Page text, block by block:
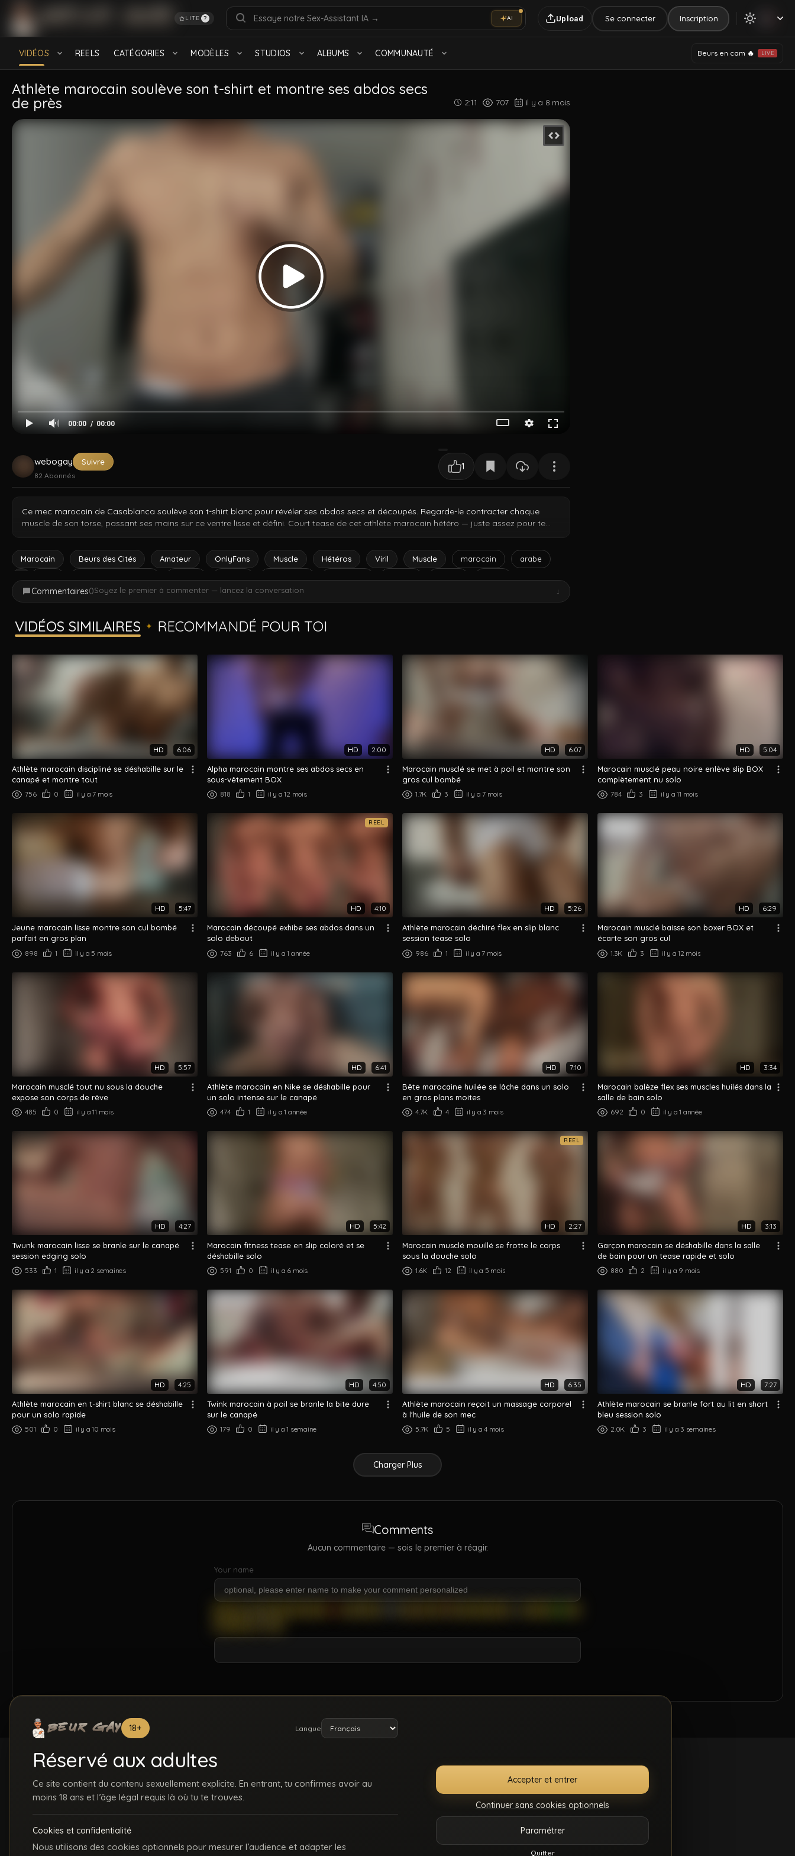
18+ Langue
Réservé aux adultes
Ce site contient du contenu sexuellement explicite. En entrant, tu confirmes avoir au
moins 18 ans et l’âge légal requis là où tu te trouves.
Cookies et confidentialité
Nous utilisons des cookies optionnels pour mesurer l’audience et adapter les
Accepter et entrer
Continuer sans cookies optionnels
Paramétrer
Quitter
LITE ? AI Upload Se connecter Inscription
Black
VIDÉOS REELS CATÉGORIES MODÈLES STUDIOS ALBUMS COMMUNAUTÉ Beurs en cam 🔥 LIVE
Athlète marocain soulève son t-shirt et montre ses abdos secs
de près
2:11 707 il y a 8 mois
00:00 00:00
webogay Suivre
82 Abonnés
1
Ce mec marocain de Casablanca soulève son t-shirt blanc pour révéler ses abdos secs et découpés. Regarde-le contracter chaque
muscle de son torse, passant ses mains sur ce ventre lisse et défini. Court tease de cet athlète marocain hétéro — juste assez pour te
Marocain Beurs des Cités Amateur OnlyFans Muscle Hétéros Viril Muscle marocain
arabe
Commentaires0Soyez le premier à commenter — lancez la conversation ↓
VIDÉOS SIMILAIRES ✦ RECOMMANDÉ POUR TOI
HD 6:06
Athlète marocain discipliné se déshabille sur le
canapé et montre tout
756 0 il y a 7 mois
HD 2:00
Alpha marocain montre ses abdos secs en
sous-vêtement BOX
818 1 il y a 12 mois
HD 6:07
Marocain musclé se met à poil et montre son
gros cul bombé
1.7K 3 il y a 7 mois
HD 5:04
Marocain musclé peau noire enlève slip BOX
complètement nu solo
784 3 il y a 11 mois
HD 5:47
Jeune marocain lisse montre son cul bombé
parfait en gros plan
898 1 il y a 5 mois
REEL
HD 4:10
Marocain découpé exhibe ses abdos dans un
solo debout
763 6 il y a 1 année
HD 5:26
Athlète marocain déchiré flex en slip blanc
session tease solo
986 1 il y a 7 mois
HD 6:29
Marocain musclé baisse son boxer BOX et
écarte son gros cul
1.3K 3 il y a 12 mois
HD 5:57
Marocain musclé tout nu sous la douche
expose son corps de rêve
485 0 il y a 11 mois
HD 6:41
Athlète marocain en Nike se déshabille pour
un solo intense sur le canapé
474 1 il y a 1 année
HD 7:10
Bête marocaine huilée se lâche dans un solo
en gros plans moites
4.7K 4 il y a 3 mois
HD 3:34
Marocain balèze flex ses muscles huilés dans la
salle de bain solo
692 0 il y a 1 année
HD 4:27
Twunk marocain lisse se branle sur le canapé
session edging solo
533 1 il y a 2 semaines
HD 5:42
Marocain fitness tease en slip coloré et se
déshabille solo
591 0 il y a 6 mois
REEL
HD 2:27
Marocain musclé mouillé se frotte le corps
sous la douche solo
1.6K 12 il y a 5 mois
HD 3:13
Garçon marocain se déshabille dans la salle
de bain pour un tease rapide et solo
880 2 il y a 9 mois
HD 4:25
Athlète marocain en t-shirt blanc se déshabille
pour un solo rapide
501 0 il y a 10 mois
HD 4:50
Twink marocain à poil se branle la bite dure
sur le canapé
179 0 il y a 1 semaine
HD 6:35
Athlète marocain reçoit un massage corporel
à l'huile de son mec
5.7K 5 il y a 4 mois
HD 7:27
Athlète marocain se branle fort au lit en short
bleu session solo
2.0K 3 il y a 3 semaines
Charger Plus
Comments
Aucun commentaire — sois le premier à réagir.
Your name
CONDITIONS
2257
COOKIES